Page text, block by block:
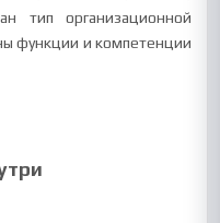
тип организационной
функции и компетенции